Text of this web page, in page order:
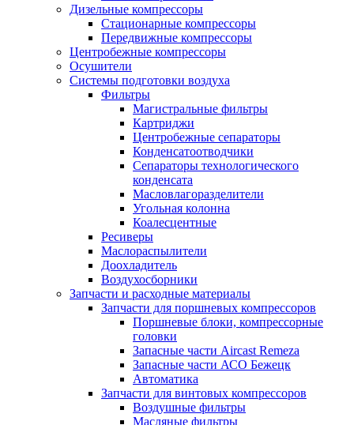
Дизельные компрессоры
Стационарные компрессоры
Передвижные компрессоры
Центробежные компрессоры
Осушители
Системы подготовки воздуха
Фильтры
Магистральные фильтры
Картриджи
Центробежные сепараторы
Конденсатоотводчики
Сепараторы технологического
конденсата
Масловлагоразделители
Угольная колонна
Коалесцентные
Ресиверы
Маслораспылители
Доохладитель
Воздухосборники
Запчасти и расходные материалы
Запчасти для поршневых компрессоров
Поршневые блоки, компрессорные
головки
Запасные части Aircast Remeza
Запасные части АСО Бежецк
Автоматика
Запчасти для винтовых компрессоров
Воздушные фильтры
Масляные фильтры